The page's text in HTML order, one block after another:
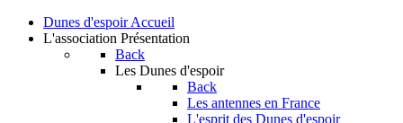
Dunes d'espoir Accueil
L'association Présentation
Back
Les Dunes d'espoir
Back
Les antennes en France
L'esprit des Dunes d'espoir